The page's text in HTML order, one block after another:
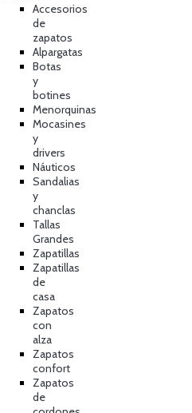
Accesorios
de
zapatos
Alpargatas
Botas
y
botines
Menorquinas
Mocasines
y
drivers
Náuticos
Sandalias
y
chanclas
Tallas
Grandes
Zapatillas
Zapatillas
de
casa
Zapatos
con
alza
Zapatos
confort
Zapatos
de